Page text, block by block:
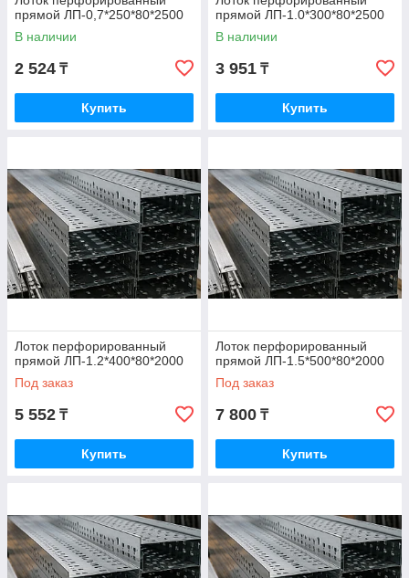
прямой ЛП-0,7*250*80*2500
В наличии
2 524 ₸
Купить
прямой ЛП-1.0*300*80*2500
В наличии
3 951 ₸
Купить
Лоток перфорированный
прямой ЛП-1.2*400*80*2000
Под заказ
5 552 ₸
Купить
Лоток перфорированный
прямой ЛП-1.5*500*80*2000
Под заказ
7 800 ₸
Купить